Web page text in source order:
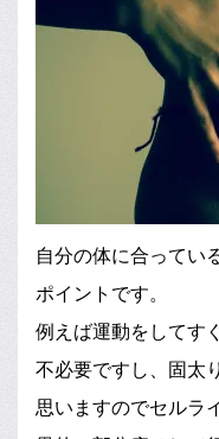
自分の体に合ってい
ポイントです。
例えば運動をしてす
不必要ですし、固太
思いますのでセルラ